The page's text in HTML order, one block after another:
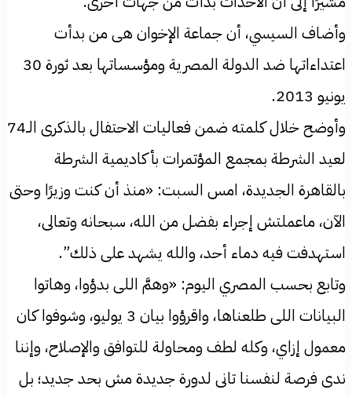
وأضاف السيسي، أن جماعة الإخوان هى من بدأت
اعتداءاتها ضد الدولة المصرية ومؤسساتها بعد ثورة 30
يونيو 2013.
وأوضح خلال كلمته ضمن فعاليات الاحتفال بالذكرى الـ74
لعيد الشرطة بمجمع المؤتمرات بأكاديمية الشرطة
بالقاهرة الجديدة، امس السبت: «منذ أن كنت وزيرًا وحتى
الآن، ماعملتش إجراء بفضل من الله، سبحانه وتعالى،
استهدفت فيه دماء أحد، والله يشهد على ذلك”.
وتابع بحسب المصري اليوم: «وهمَّ اللى بدؤوا، وهاتوا
البيانات اللى طلعناها، واقرؤوا بيان 3 يوليو، وشوفوا كان
معمول إزاي، وكله لطف ومحاولة للتوافق والإصلاح، وإننا
ندى فرصة لنفسنا تانى لدورة جديدة مش بحد جديد؛ بل